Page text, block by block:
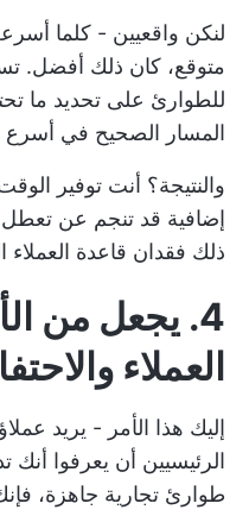
لنكن واقعيين - كلما
متوقع، كان ذلك أفضل.
للطوارئ على تحديد ما
المسار الصحيح في
والنتيجة؟ أنت توفير
إضافية قد تنجم عن تعطل
ذلك فقدان قاعدة العملاء
4. يجعل من
العملاء
إليك هذا الأمر - يريد
الرئيسيين أن يعرفوا
طوارئ تجارية جاهزة،